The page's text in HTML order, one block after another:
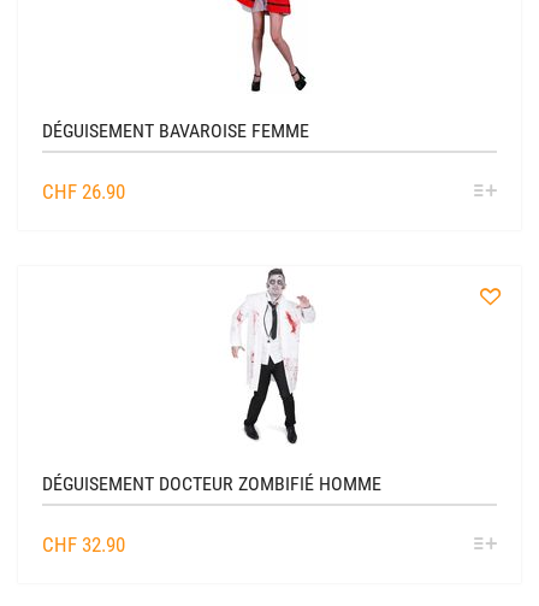
DÉGUISEMENT BAVAROISE FEMME
CHF 26.90
DÉGUISEMENT DOCTEUR ZOMBIFIÉ HOMME
CHF 32.90